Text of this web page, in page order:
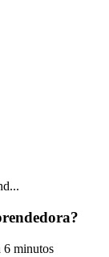
6 minutos